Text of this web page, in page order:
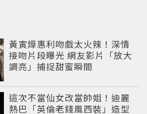
黃寅燁惠利吻戲太火辣！深情
接吻片段曝光 網友影片「放大
調亮」捕捉甜蜜瞬間
這次不當仙女改當帥姐！迪麗
熱巴「英倫老錢風西裝」造型